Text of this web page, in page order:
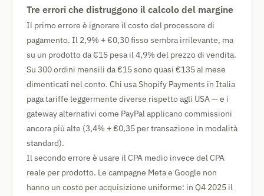
Tre errori che distruggono il calcolo del margine
Il primo errore è ignorare il costo del processore di
pagamento. Il 2,9% + €0,30 fisso sembra irrilevante, ma
su un prodotto da €15 pesa il 4,9% del prezzo di vendita.
Su 300 ordini mensili da €15 sono quasi €135 al mese
dimenticati nel conto. Chi usa Shopify Payments in Italia
paga tariffe leggermente diverse rispetto agli USA — e i
gateway alternativi come PayPal applicano commissioni
ancora più alte (3,4% + €0,35 per transazione in modalità
standard).
Il secondo errore è usare il CPA medio invece del CPA
reale per prodotto. Le campagne Meta e Google non
hanno un costo per acquisizione uniforme: in Q4 2025 il